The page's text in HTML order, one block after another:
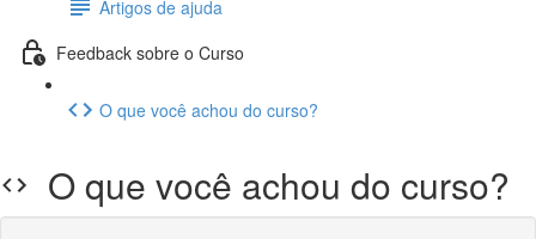
Artigos de ajuda
Feedback sobre o Curso
O que você achou do curso?
O que você achou do curso?